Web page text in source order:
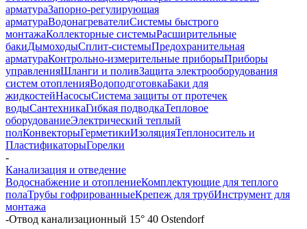
арматураЗапорно-регулирующая
арматураВодонагревателиСистемы быстрого
монтажаКоллекторные системыРасширительные
бакиДымоходыСплит-системыПредохранительная
арматураКонтрольно-измерительные приборыПриборы
управленияШланги и поливЗащита электрооборудования
систем отопленияВодоподготовкаБаки для
жидкостейНасосыСистема защиты от протечек
водыСантехникаГибкая подводкаТепловое
оборудованиеЭлектрический теплый
полКонвекторыГерметикиИзоляцияТеплоноситель и
ПластификаторыГорелки
-
Канализация и отведение
Водоснабжение и отоплениеКомплектующие для теплого
полаТрубы гофрированныеКрепеж для трубИнструмент для
монтажа
-Отвод канализационный 15° 40 Ostendorf